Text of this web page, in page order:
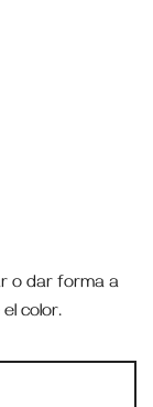
o dar forma a
color.